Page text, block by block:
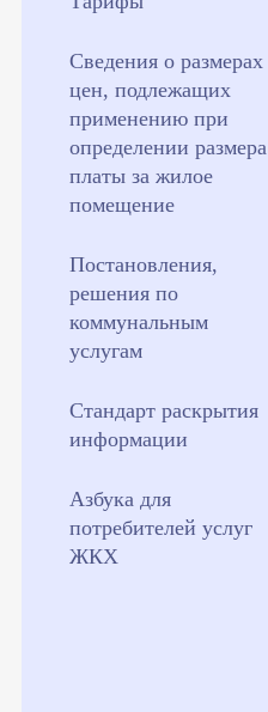
Сведения о размерах
цен, подлежащих
применению при
определении размера
платы за жилое
помещение
Постановления,
решения по
коммунальным
услугам
Стандарт раскрытия
информации
Азбука для
потребителей услуг
ЖКХ